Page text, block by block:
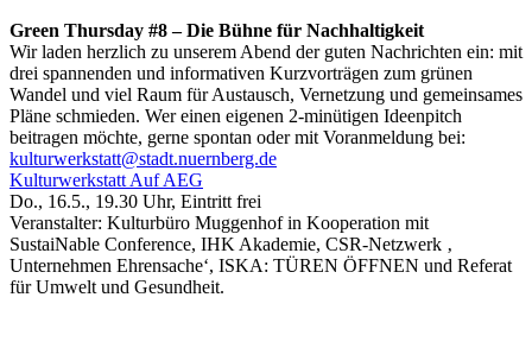
Green Thursday #8 – Die Bühne für Nachhaltigkeit
Wir laden herzlich zu unserem Abend der guten Nachrichten ein: mit
drei spannenden und informativen Kurzvorträgen zum grünen
Wandel und viel Raum für Austausch, Vernetzung und gemeinsames
Pläne schmieden. Wer einen eigenen 2-minütigen Ideenpitch
beitragen möchte, gerne spontan oder mit Voranmeldung bei:
kulturwerkstatt@stadt.nuernberg.de
Kulturwerkstatt Auf AEG
Do., 16.5., 19.30 Uhr, Eintritt frei
Veranstalter: Kulturbüro Muggenhof in Kooperation mit
SustaiNable Conference, IHK Akademie, CSR-Netzwerk ‚
Unternehmen Ehrensache‘, ISKA: TÜREN ÖFFNEN und Referat
für Umwelt und Gesundheit.